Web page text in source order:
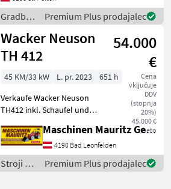
Gradbeni
stroji /
Wacker
Neuson
Premium Plus prodajalec
Wacker Neuson
TH 412
54.000
€
Cena
vključuje
DDV
(stopnja
20%)
45.000 €
neto
45 KM/33 kW L. pr. 2023
651 h
Verkaufe Wacker Neuson
TH412 inkl. Schaufel und
Sperre, Dauerbetrieb
Zusatzkreis, Großer Motor,
Breitreifen, Zusatzkreis
vorne proportional
Maschinen Mauritz GesmbH
4190 Bad Leonfelden
Stroji z
motorji /
Premium Plus prodajalec